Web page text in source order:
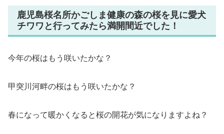
鹿児島桜名所かごしま健康の森の桜を見に愛犬
チワワと行ってみたら満開間近でした！
今年の桜はもう咲いたかな？
甲突川河畔の桜はもう咲いたかな？
春になって暖かくなると桜の開花が気になりますよね？